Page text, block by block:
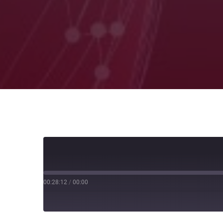
00:00
/
00:28:12